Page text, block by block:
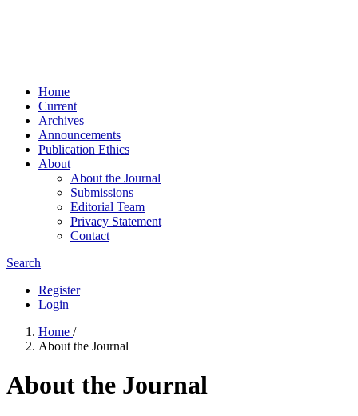
Home
Current
Archives
Announcements
Publication Ethics
About
About the Journal
Submissions
Editorial Team
Privacy Statement
Contact
Search
Register
Login
Home /
About the Journal
About the Journal